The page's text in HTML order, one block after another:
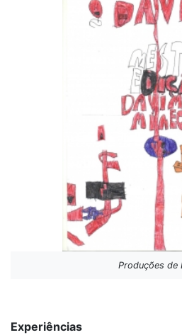
Produções de
Experiências